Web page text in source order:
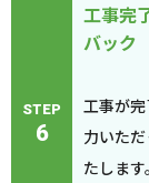
STEP
6
工事完
バック
工事が
力いた
たします。